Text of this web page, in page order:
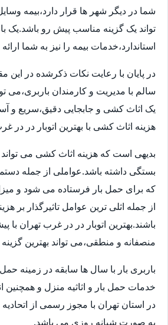
شما در دیگر شهر ها قرار دارد،بیمه
تواند یک گزینه مناسب پیش رو باشد.یک
استاندارد،خدمات بیمه را نیز به شما
در پایان با رعایت نکات ذکرشده در این
سالم با مدیریت و کارمندان باربری،می
یک اثاث کشی و جابجایی دقیق،سریع و
هزینه اثاث کشی با بهترین اتوبار در در
بدیهی است که هزینه اثاث کشی می
بستگی داشته باشد.عواملی از جمله
که برای حمل بار فرستاده می شود و
از جمله اثلی ترین عوامل تاثیرگذار بر
باشند.بهترین اتوبار در در غرب تهران با
منصفانه و منطقی،می تواند بهترین
باربری بار با سال ها سابقه در زمینه
خدمات حمل بار و اثاثیه منزل و همچنین
در استان تهران با مجوز رسمی از
به صورت شبانه روزی می باشد.